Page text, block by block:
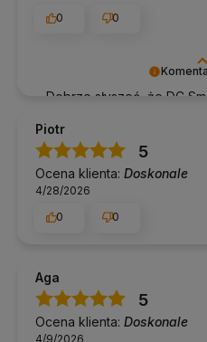
Dobrze słyszeć, że DC
0
0
Piotr
5
Ocena klienta: Doskonale
4/28/2026
0
0
Aga
5
Ocena klienta: Doskonale
4/9/2026